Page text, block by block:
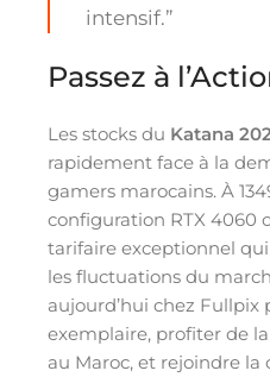
intensif.”
Passez à
Les stocks du Katana
rapidement face à la
gamers marocains. À
configuration RTX 4060
tarifaire exceptionnel
les fluctuations du
aujourd’hui chez Fullpix
exemplaire, profiter de
au Maroc, et rejoindre